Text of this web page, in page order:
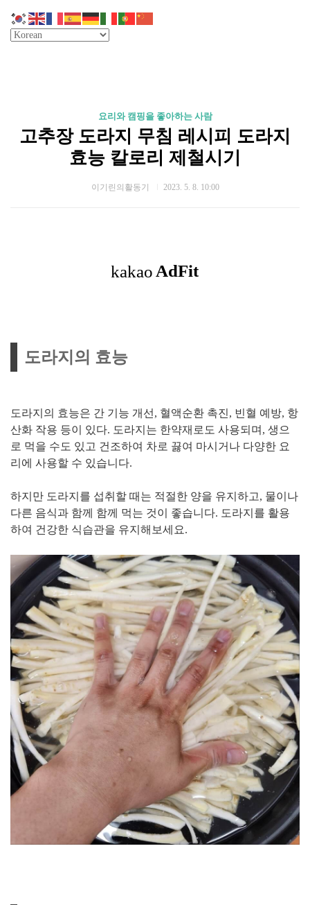
요리와 캠핑을 좋아하는 사람
고추장 도라지 무침 레시피 도라지
효능 칼로리 제철시기
이기린의활동기 2023. 5. 8. 10:00
도라지의 효능
도라지의 효능은 간 기능 개선, 혈액순환 촉진, 빈혈 예방, 항
산화 작용 등이 있다. 도라지는 한약재로도 사용되며, 생으
로 먹을 수도 있고 건조하여 차로 끓여 마시거나 다양한 요
리에 사용할 수 있습니다.
하지만 도라지를 섭취할 때는 적절한 양을 유지하고, 물이나
다른 음식과 함께 함께 먹는 것이 좋습니다. 도라지를 활용
하여 건강한 식습관을 유지해보세요.